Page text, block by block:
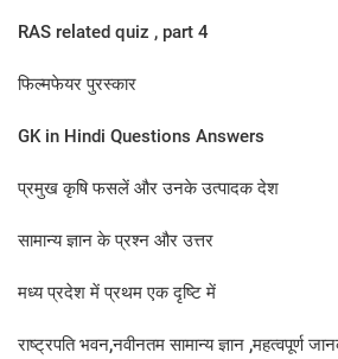
RAS related quiz , part 4
फिल्मफेयर पुरस्कार
GK in Hindi Questions Answers
प्रमुख कृषि फसलें और उनके उत्पादक देश
सामान्य ज्ञान के प्रश्न और उत्तर
मध्य प्रदेश में प्रथम एक दृष्टि में
राष्ट्रपति भवन,नवीनतम सामान्य ज्ञान ,महत्वपूर्ण